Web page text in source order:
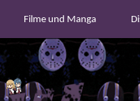
Filme und Manga